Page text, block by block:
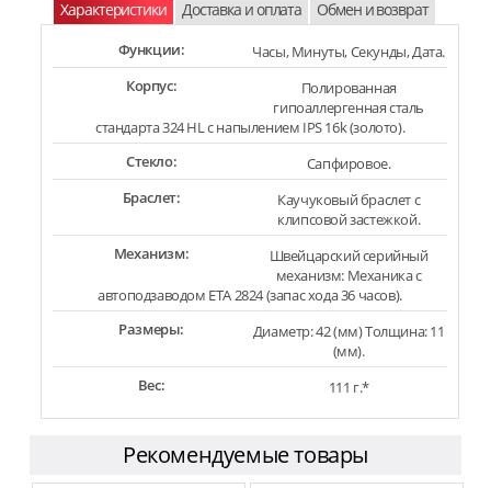
Характеристики Доставка и оплата Обмен и возврат
Функции:
Часы, Минуты, Секунды, Дата.
Корпус:
Полированная
гипоаллергенная сталь
стандарта 324 HL с напылением IPS 16k (золото).
Стекло:
Сапфировое.
Браслет:
Каучуковый браслет с
клипсовой застежкой.
Механизм:
Швейцарский серийный
механизм: Механика с
автоподзаводом ETA 2824 (запас хода 36 часов).
Размеры:
Диаметр: 42 (мм) Толщина: 11
(мм).
Вес:
111 г.*
Рекомендуемые товары